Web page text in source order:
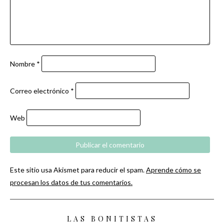
Nombre *
Correo electrónico *
Web
Este sitio usa Akismet para reducir el spam.Aprende cómo se
procesan los datos de tus comentarios.
LAS BONITISTAS